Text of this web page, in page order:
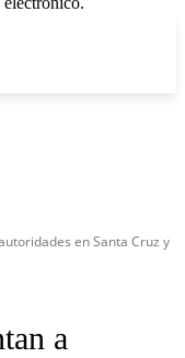
en Santa Cruz y
a